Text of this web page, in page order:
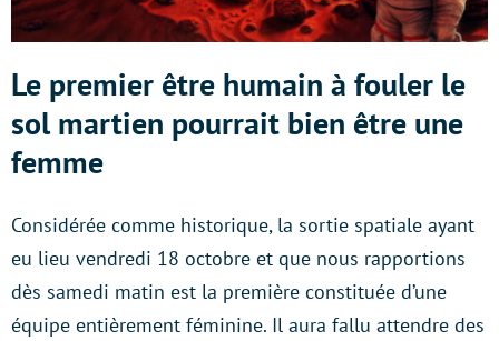
Le premier être humain à fouler le
sol martien pourrait bien être une
femme
Considérée comme historique, la sortie spatiale ayant
eu lieu vendredi 18 octobre et que nous rapportions
dès samedi matin est la première constituée d’une
équipe entièrement féminine. Il aura fallu attendre des